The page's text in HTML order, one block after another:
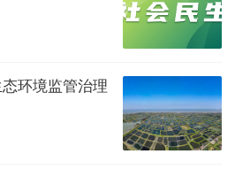
环境监管治理